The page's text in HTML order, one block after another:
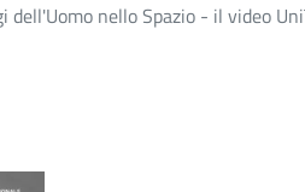
nello Spazio - il video